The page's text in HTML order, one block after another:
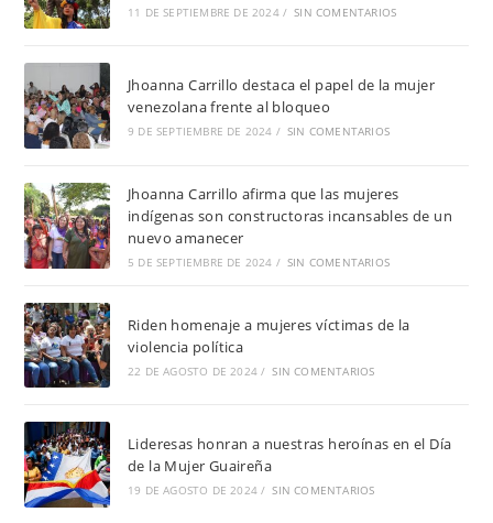
11 DE SEPTIEMBRE DE 2024 / SIN COMENTARIOS
Jhoanna Carrillo destaca el papel de la mujer
venezolana frente al bloqueo
9 DE SEPTIEMBRE DE 2024 / SIN COMENTARIOS
Jhoanna Carrillo afirma que las mujeres
indígenas son constructoras incansables de un
nuevo amanecer
5 DE SEPTIEMBRE DE 2024 / SIN COMENTARIOS
Riden homenaje a mujeres víctimas de la
violencia política
22 DE AGOSTO DE 2024 / SIN COMENTARIOS
Lideresas honran a nuestras heroínas en el Día
de la Mujer Guaireña
19 DE AGOSTO DE 2024 / SIN COMENTARIOS